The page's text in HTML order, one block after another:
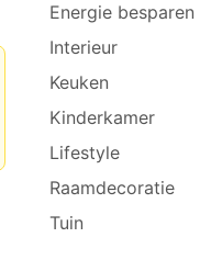
Energie besparen
Interieur
Keuken
Kinderkamer
Lifestyle
Raamdecoratie
Tuin